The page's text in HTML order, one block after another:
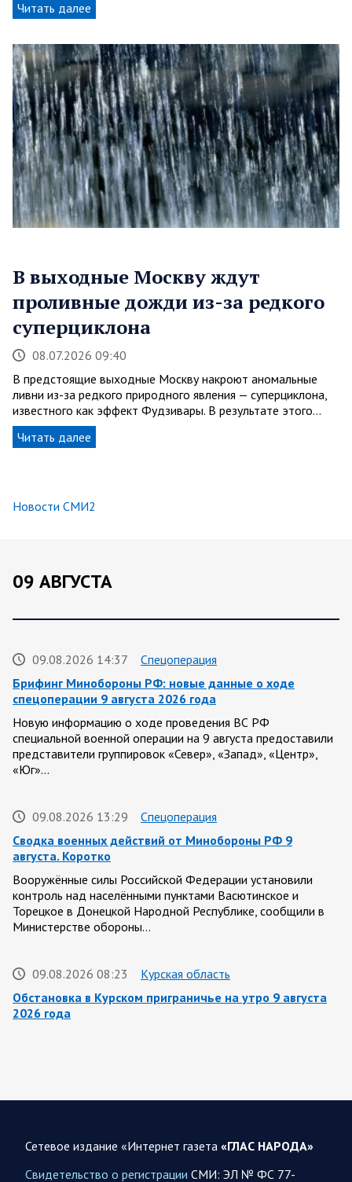
Читать далее
В выходные Москву ждут
проливные дожди из-за редкого
суперциклона
08.07.2026 09:40
В предстоящие выходные Москву накроют аномальные
ливни из-за редкого природного явления — суперциклона,
известного как эффект Фудзивары. В результате этого…
Читать далее
Новости СМИ2
09 АВГУСТА
09.08.2026 14:37
Спецоперация
Брифинг Минобороны РФ: новые данные о ходе
спецоперации 9 августа 2026 года
Новую информацию о ходе проведения ВС РФ
специальной военной операции на 9 августа предоставили
представители группировок «Север», «Запад», «Центр»,
«Юг»…
09.08.2026 13:29
Спецоперация
Сводка военных действий от Минобороны РФ 9
августа. Коротко
Вооружённые силы Российской Федерации установили
контроль над населёнными пунктами Васютинское и
Торецкое в Донецкой Народной Республике, сообщили в
Министерстве обороны…
09.08.2026 08:23
Курская область
Обстановка в Курском приграничье на утро 9 августа
2026 года
Сетевое издание «Интернет газета «ГЛАС НАРОДА»
Свидетельство о регистрации СМИ: ЭЛ № ФС 77-